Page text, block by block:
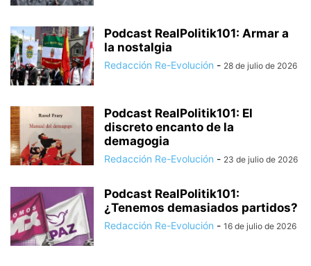
Podcast RealPolitik101: Armar a
la nostalgia
Redacción Re-Evolución - 28 de julio de 2026
Podcast RealPolitik101: El
discreto encanto de la
demagogia
Redacción Re-Evolución - 23 de julio de 2026
Podcast RealPolitik101:
¿Tenemos demasiados partidos?
Redacción Re-Evolución - 16 de julio de 2026